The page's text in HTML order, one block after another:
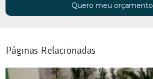
Quero meu orçamento
Páginas Relacionadas